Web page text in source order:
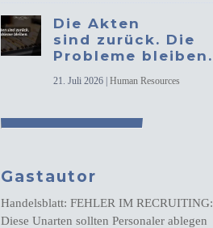
Die Akten
sind zurück. Die
Probleme bleiben.
21. Juli 2026 |Human Resources
Gastautor
Handelsblatt: FEHLER IM RECRUITING:
Diese Unarten sollten Personaler ablegen